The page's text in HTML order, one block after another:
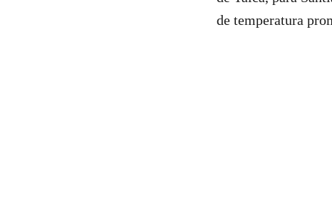
de temperatura